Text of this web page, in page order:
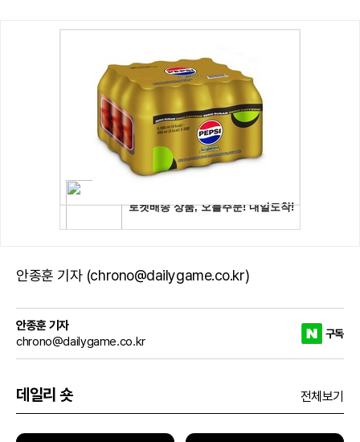
안종훈 기자 (chrono@dailygame.co.kr)
안종훈 기자
chrono@dailygame.co.kr
구독
데일리 숏 전체보기